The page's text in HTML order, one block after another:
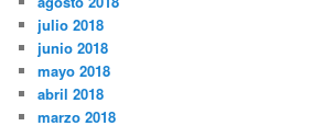
julio 2018
junio 2018
mayo 2018
abril 2018
marzo 2018